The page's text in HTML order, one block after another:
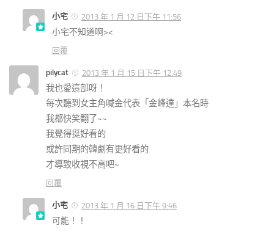
小宅 2013 年 1 月 12 日下午 11:56
小宅不知道啊><
回覆
pilycat 2013 年 1 月 15 日下午 12:49
我也愛這部呀！
每次聽到女主角喊金代表「金峰達」本名時
我都快笑翻了~~
我覺得挺好看的
或許同期的韓劇有更好看的
才導致收視不高吧~
回覆
小宅 2013 年 1 月 16 日下午 9:46
可能！！